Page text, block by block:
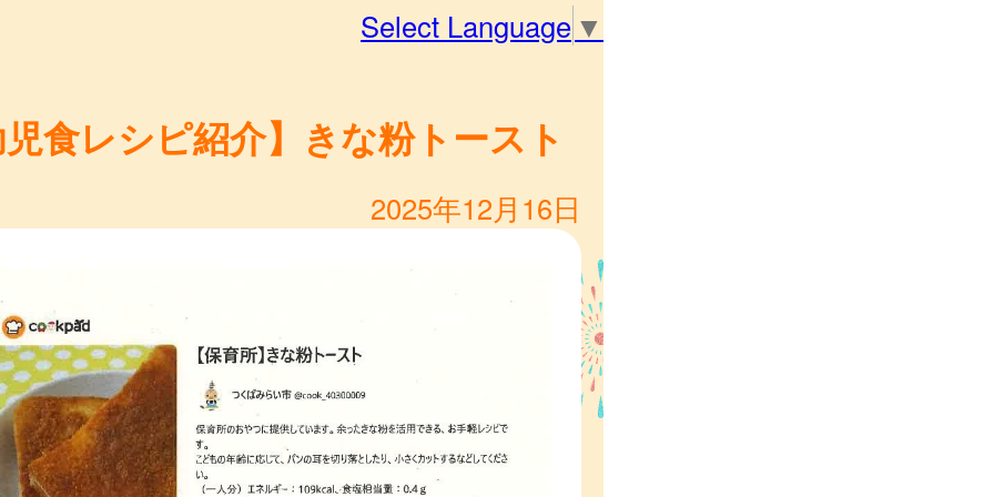
Select Language ▼
食レシピ紹介】きな粉トースト
2025年12月16日